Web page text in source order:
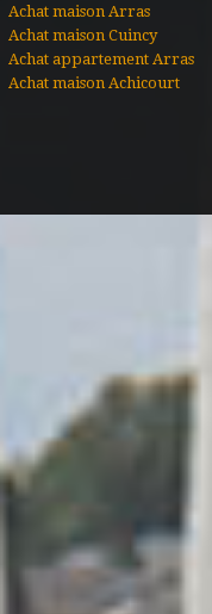
Achat maison Arras
Achat maison Cuincy
Achat appartement Arras
Achat maison Achicourt